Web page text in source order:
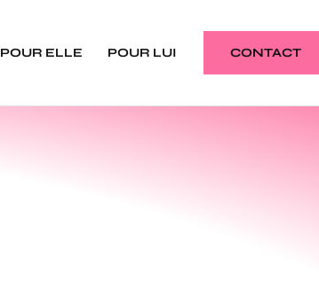
POUR ELLE POUR LUI CONTACT